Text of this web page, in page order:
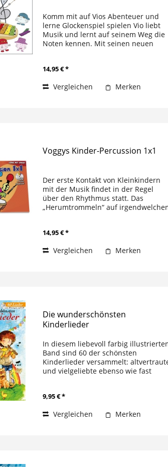
Komm mit auf Vios Abenteuer und
lerne Glockenspiel spielen Vio liebt
Musik und lernt auf seinem Weg die
Noten kennen. Mit seinen neuen
bringt die Maus das nächste
14,95 € *
Vergleichen Merken
Voggys Kinder-Percussion 1x1
Der erste Kontakt von Kleinkindern
mit der Musik findet in der Regel
über den Rhythmus statt. Das
„Herumtrommeln“ auf
Auf der Grundlage ihrer Arbeit mit
14,95 € *
Vergleichen Merken
Die wunderschönsten
Kinderlieder
In diesem liebevoll farbig
Band sind 60 der schönsten
Kinderlieder versammelt:
und vielgeliebte ebenso wie fast
Summen und Spielen oder...
9,95 € *
Vergleichen Merken